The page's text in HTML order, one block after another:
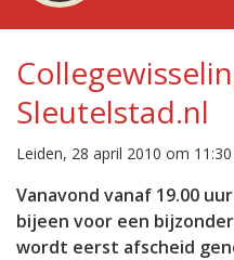
De avond van
18.00 - 19.00 uur
Vorig uur
Inklappen
Sleutelstad.nl
Leiden, 28 april 2010 om
Vanavond vanaf 19.00
bijeen voor een
wordt eerst afscheid